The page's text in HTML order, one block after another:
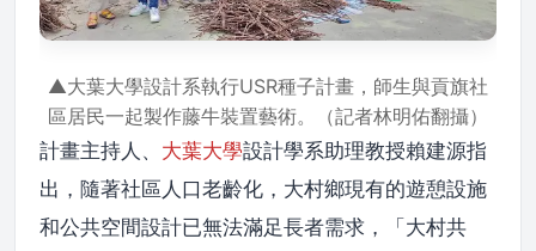
▲大葉大學設計系執行USR種子計畫，師生與貢旗社
區居民一起製作藤牛裝置藝術。（記者林明佑翻攝）
計畫主持人、 大葉大學設計學系助理教授賴建源指
出，隨著社區人口老齡化，大村鄉現有的遊憩設施
和公共空間設計已無法滿足長者需求，「大村共